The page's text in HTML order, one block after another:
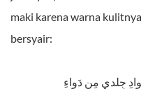
maki karena warna
bersyair:
جِلدي مِن دَواءِ